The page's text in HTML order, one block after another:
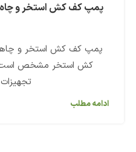
پمپ کف کش استخر و چاه
پمپ کف کش استخر و
کش استخر مشخص است
تجهیزات
ادامه مطلب